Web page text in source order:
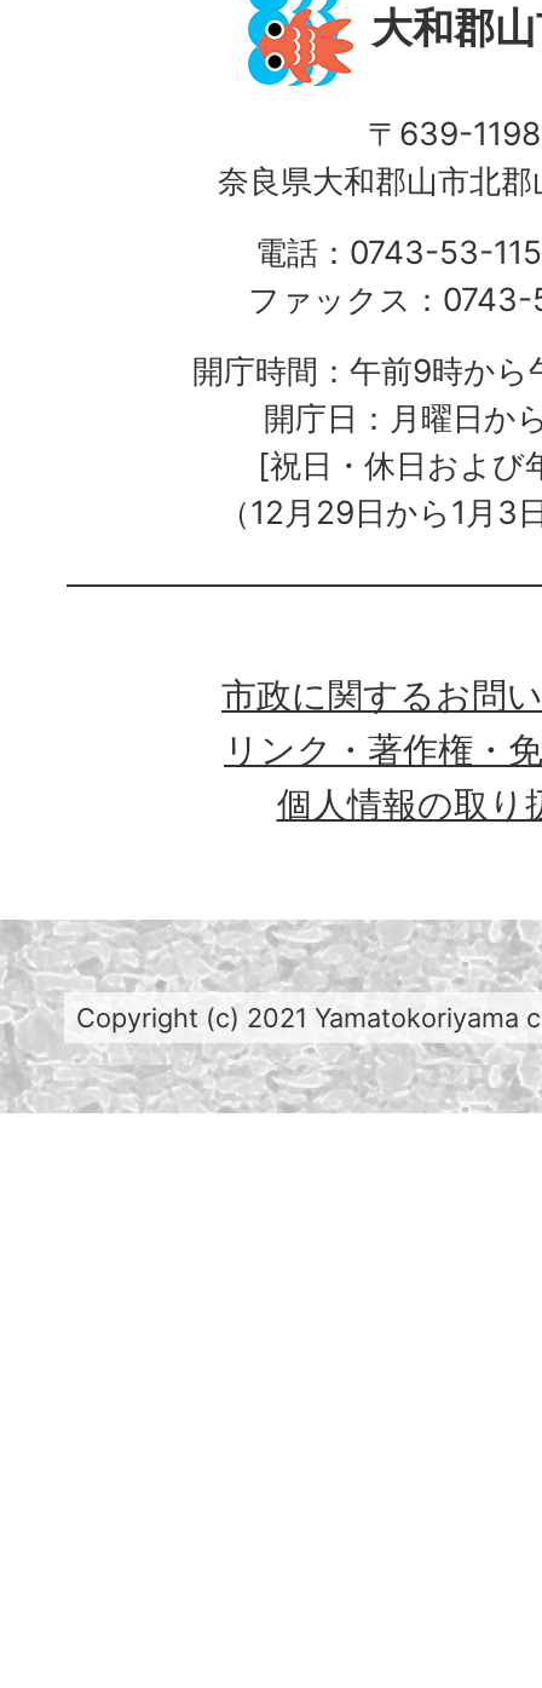
大和郡
〒639-1198
奈良県大和郡山市北
電話：0743-53-
ファックス：
開庁時間：午前9時か
開庁日：月曜日か
[祝日・休日および
（12月29日から1月3
市政に関するお問
リンク・著作権・
個人情報の取り
Copyright (c) 2021 Yamatokoriyama